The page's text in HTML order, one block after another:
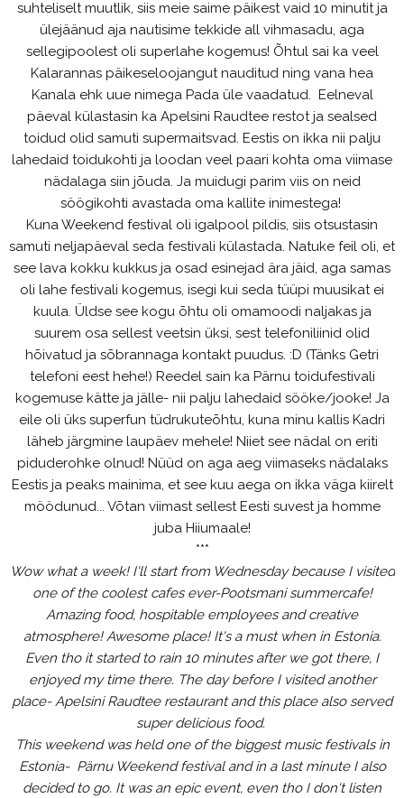
suhteliselt muutlik, siis meie saime päikest vaid 10 minutit ja
ülejäänud aja nautisime tekkide all vihmasadu, aga
sellegipoolest oli superlahe kogemus! Õhtul sai ka veel
Kalarannas päikeseloojangut nauditud ning vana hea
Kanala ehk uue nimega Pada üle vaadatud. Eelneval
päeval külastasin ka Apelsini Raudtee restot ja sealsed
toidud olid samuti supermaitsvad. Eestis on ikka nii palju
lahedaid toidukohti ja loodan veel paari kohta oma viimase
nädalaga siin jõuda. Ja muidugi parim viis on neid
söögikohti avastada oma kallite inimestega!
Kuna Weekend festival oli igalpool pildis, siis otsustasin
samuti neljapäeval seda festivali külastada. Natuke feil oli, et
see lava kokku kukkus ja osad esinejad ära jäid, aga samas
oli lahe festivali kogemus, isegi kui seda tüüpi muusikat ei
kuula. Üldse see kogu õhtu oli omamoodi naljakas ja
suurem osa sellest veetsin üksi, sest telefoniliinid olid
hõivatud ja sõbrannaga kontakt puudus. :D (Tänks Getri
telefoni eest hehe!) Reedel sain ka Pärnu toidufestivali
kogemuse kätte ja jälle- nii palju lahedaid sööke/jooke! Ja
eile oli üks superfun tüdrukuteõhtu, kuna minu kallis Kadri
läheb järgmine laupäev mehele! Niiet see nädal on eriti
piduderohke olnud! Nüüd on aga aeg viimaseks nädalaks
Eestis ja peaks mainima, et see kuu aega on ikka väga kiirelt
möödunud... Võtan viimast sellest Eesti suvest ja homme
juba Hiiumaale!
***
Wow what a week! I'll start from Wednesday because I visited
one of the coolest cafes ever-Pootsmani summercafe!
Amazing food, hospitable employees and creative
atmosphere! Awesome place! It's a must when in Estonia.
Even tho it started to rain 10 minutes after we got there, I
enjoyed my time there. The day before I visited another
place- Apelsini Raudtee restaurant and this place also served
super delicious food.
This weekend was held one of the biggest music festivals in
Estonia- Pärnu Weekend festival and in a last minute I also
decided to go. It was an epic event, even tho I don't listen